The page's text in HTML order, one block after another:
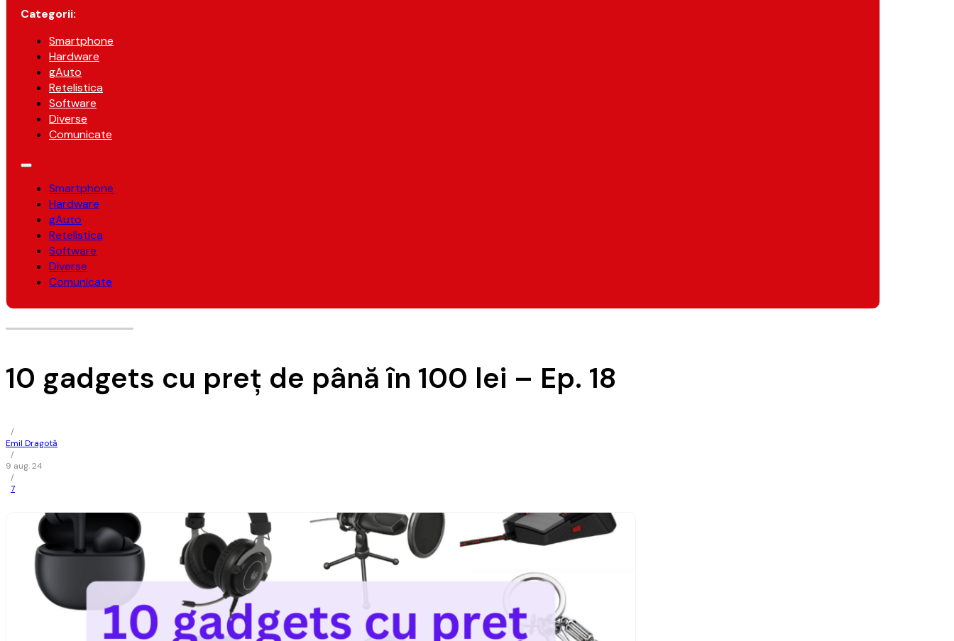
Categorii:
Smartphone
Hardware
gAuto
Retelistica
Software
Diverse
Comunicate
Smartphone
Hardware
gAuto
Retelistica
Software
Diverse
Comunicate
10 gadgets cu preț de până în 100 lei – Ep. 18
/
Emil Dragotă
/
9 aug. 24
/
7